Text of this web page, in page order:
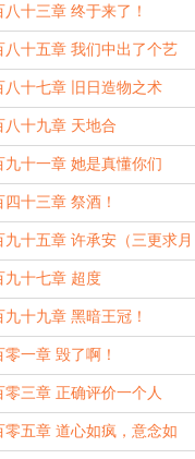
八十三章 终于来了！
八十五章 我们中出了个艺
字大章）
八十七章 旧日造物之术
八十九章 天地合
九十一章 她是真懂你们
四十三章 祭酒！
九十五章 许承安（三更求月
九十七章 超度
九十九章 黑暗王冠！
零一章 毁了啊！
零三章 正确评价一个人
零五章 道心如疯，意念如